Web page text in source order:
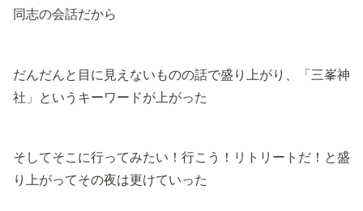
同志の会話だから
だんだんと目に見えないものの話で盛り上がり、「三峯神
社」というキーワードが上がった
そしてそこに行ってみたい！行こう！リトリートだ！と盛
り上がってその夜は更けていった